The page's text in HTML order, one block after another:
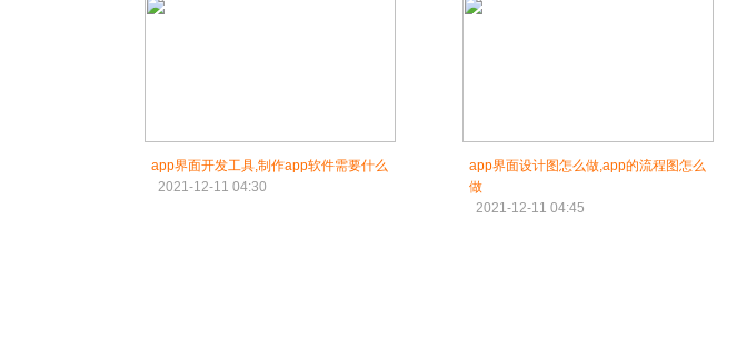
app界面开发工具,制作app软件需要什么
2021-12-11 04:30
app界面设计图怎么做,app的流程图怎么
做
2021-12-11 04:45